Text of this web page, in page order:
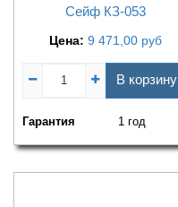
Сейф КЗ-053
Цена: 9 471,00 руб
В корзину
Гарантия 1 год